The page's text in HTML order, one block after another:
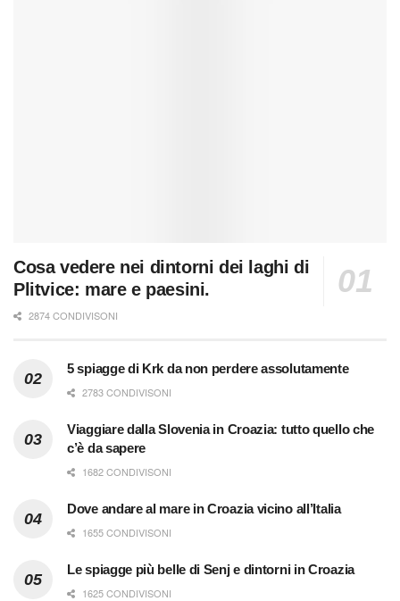
Cosa vedere nei dintorni dei laghi di
Plitvice: mare e paesini.
2874 CONDIVISONI
5 spiagge di Krk da non perdere assolutamente
2783 CONDIVISONI
Viaggiare dalla Slovenia in Croazia: tutto quello che
c’è da sapere
1682 CONDIVISONI
Dove andare al mare in Croazia vicino all’Italia
1655 CONDIVISONI
Le spiagge più belle di Senj e dintorni in Croazia
1625 CONDIVISONI